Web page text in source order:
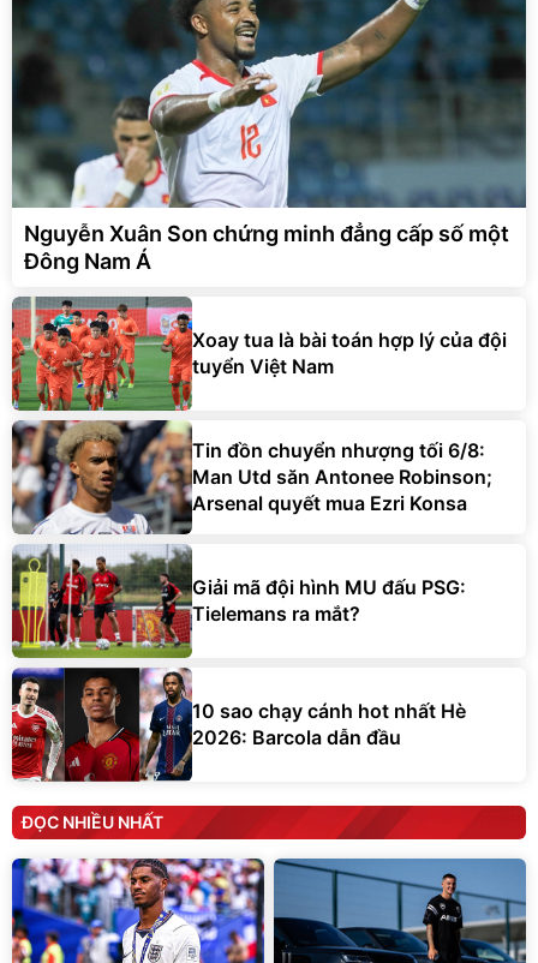
Nguyễn Xuân Son chứng minh đẳng cấp số một
Đông Nam Á
Xoay tua là bài toán hợp lý của đội
tuyển Việt Nam
Tin đồn chuyển nhượng tối 6/8:
Man Utd săn Antonee Robinson;
Arsenal quyết mua Ezri Konsa
Giải mã đội hình MU đấu PSG:
Tielemans ra mắt?
10 sao chạy cánh hot nhất Hè
2026: Barcola dẫn đầu
ĐỌC NHIỀU NHẤT